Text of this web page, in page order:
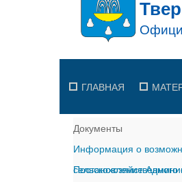
ГЛАВНАЯ
Документы
Информация о
Постановление